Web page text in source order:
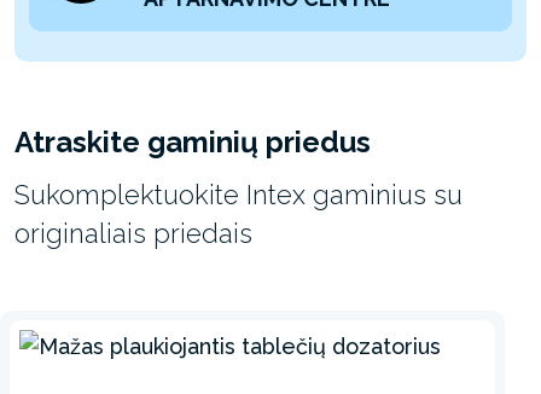
Atraskite gaminių priedus
Sukomplektuokite Intex gaminius su
originaliais priedais